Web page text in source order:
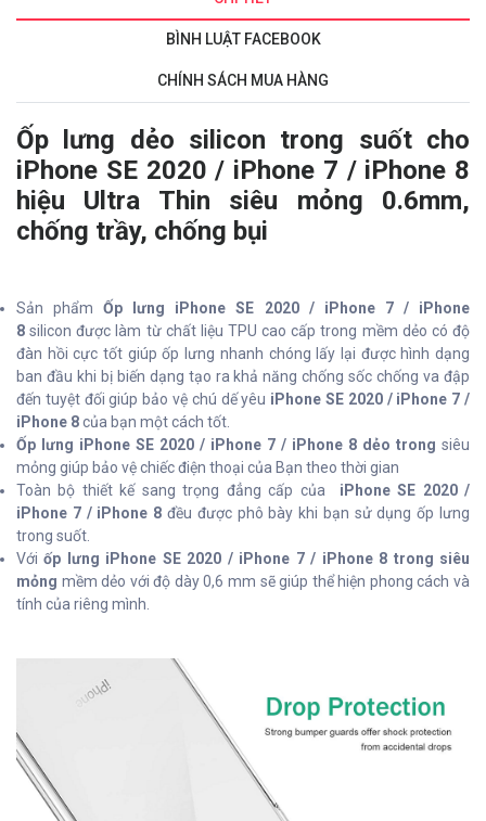
BÌNH LUẬT FACEBOOK
CHÍNH SÁCH MUA HÀNG
Ốp lưng dẻo silicon trong suốt cho
iPhone SE 2020 / iPhone 7 / iPhone 8
hiệu Ultra Thin siêu mỏng 0.6mm,
chống trầy, chống bụi
Sản phẩmỐp lưng iPhone SE 2020 / iPhone 7 / iPhone
8silicon được làm từ chất liệu TPU cao cấp trong mềm dẻo có độ
đàn hồi cực tốt giúp ốp lưng nhanh chóng lấy lại được hình dạng
ban đầu khi bị biến dạng tạo ra khả năng chống sốc chống va đập
đến tuyệt đối giúp bảo vệ chú dế yêu iPhone SE 2020 / iPhone 7 /
iPhone 8của bạn một cách tốt.
Ốp lưng iPhone SE 2020 / iPhone 7 / iPhone 8 dẻo trong siêu
mỏng giúp bảo vệ chiếc điện thoại của Bạn theo thời gian
Toàn bộ thiết kế sang trọng đẳng cấp của
iPhone SE 2020 /
iPhone 7 / iPhone 8 đều được phô bày khi bạn sử dụng ốp lưng
trong suốt.
Vớiốp lưng iPhone SE 2020 / iPhone 7 / iPhone 8 trong siêu
mỏng mềm dẻo với độ dày 0,6 mm sẽ giúp thể hiện phong cách và
tính của riêng mình.